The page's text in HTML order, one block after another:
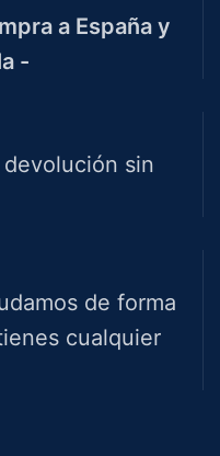
a España y
-
devolución sin
de forma
cualquier